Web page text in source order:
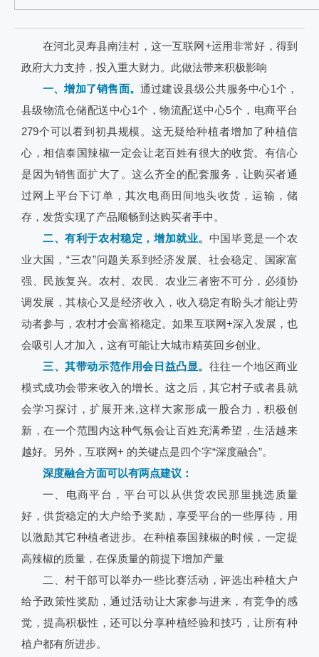
在河北灵寿县南洼村，这一互联网+运用非常好，得到
政府大力支持，投入重大财力。此做法带来积极影响
一、增加了销售面。 通过建设县级公共服务中心1个，
县级物流仓储配送中心1个，物流配送中心5个，电商平台
279个可以看到初具规模。这无疑给种植者增加了种植信
心，相信泰国辣椒一定会让老百姓有很大的收货。有信心
是因为销售面扩大了。这么齐全的配套服务，让购买者通
过网上平台下订单，其次电商田间地头收货，运输，储
存，发货实现了产品顺畅到达购买者手中。
二、有利于农村稳定，增加就业。 中国毕竟是一个农
业大国，“三农”问题关系到经济发展、社会稳定、国家富
强、民族复兴。农村、农民、农业三者密不可分，必须协
调发展，其核心又是经济收入，收入稳定有盼头才能让劳
动者参与，农村才会富裕稳定。如果互联网+深入发展，也
会吸引人才加入，这有可能让大城市精英回乡创业。
三、其带动示范作用会日益凸显。 往往一个地区商业
模式成功会带来收入的增长。这之后，其它村子或者县就
会学习探讨，扩展开来,这样大家形成一股合力，积极创
新，在一个范围内这种气氛会让百姓充满希望，生活越来
越好。
另外，互联网+ 的关键点是四个字“深度融合”。
深度融合方面可以有两点建议：
一、电商平台，平台可以从供货农民那里挑选质量
好，供货稳定的大户给予奖励，享受平台的一些厚待，用
以激励其它种植者进步。在种植泰国辣椒的时候，一定提
高辣椒的质量，在保质量的前提下增加产量
二、村干部可以举办一些比赛活动，评选出种植大户
给予政策性奖励，通过活动让大家参与进来，有竞争的感
觉，提高积极性，还可以分享种植经验和技巧，让所有种
植户都有所进步。